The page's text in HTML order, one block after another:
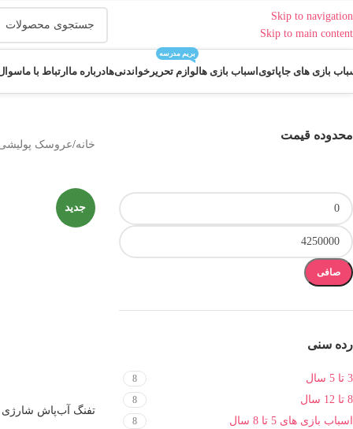
Skip to navigation
Skip to main content
بازی های جاپاتویاسباب بازی هالوازم تحریر
بریم مدرسه
خواندنی‌هادرباره ماارتباط با ما
محدوده قیمت
صافی
رده سنی
3 تا 5 سال 8
8 تا 12 سال 8
اسباب بازی های 5 تا 8 سال 8
خانه عروسک پولیشی
جدید
تفنگ آب‌پاش